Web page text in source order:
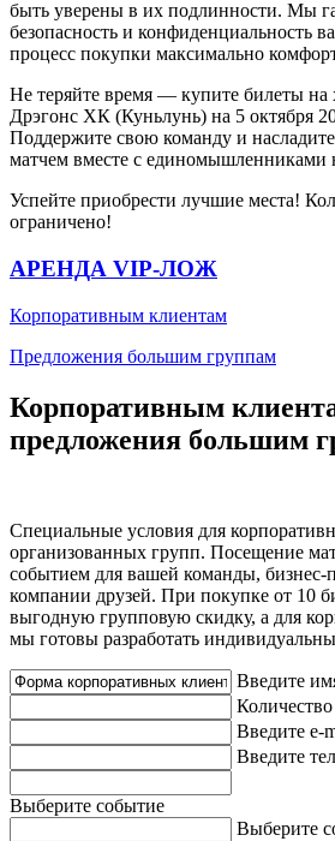
быть уверены в их подлинности. Мы
безопасность и конфиденциальность
процесс покупки максимально
Не теряйте время — купите билеты
Дрэгонс ХК (Куньлунь) на 5 октября
Поддержите свою команду и
матчем вместе с единомышленниками
Успейте приобрести лучшие места!
ограничено!
АРЕНДА VIP-ЛОЖ
Корпоративным клиентам
Предложения большим группам
Корпоративным
предложения большим
Специальные условия для
организованных групп. Посещение
событием для вашей команды, бизнес-
компании друзей. При покупке от 10
выгодную групповую скидку, а для
мы готовы разработать
Введите
Введите e-
Введите
Выберите событие
Выберите